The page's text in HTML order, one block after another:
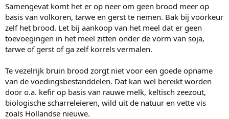
Samengevat komt het er op neer om geen brood meer op
basis van volkoren, tarwe en gerst te nemen. Bak bij voorkeur
zelf het brood. Let bij aankoop van het meel dat er geen
toevoegingen in het meel zitten onder de vorm van soja,
tarwe of gerst of ga zelf korrels vermalen.
Te vezelrijk bruin brood zorgt niet voor een goede opname
van de voedingsbestanddelen. Dat kan wel bereikt worden
door o.a. kefir op basis van rauwe melk, keltisch zeezout,
biologische scharreleieren, wild uit de natuur en vette vis
zoals Hollandse nieuwe.